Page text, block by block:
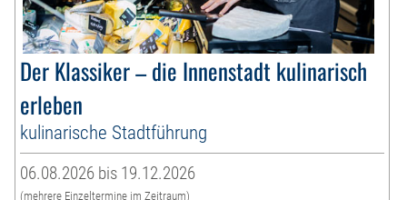
Der Klassiker – die Innenstadt kulinarisch
erleben
kulinarische Stadtführung
06.08.2026 bis 19.12.2026
(mehrere Einzeltermine im Zeitraum)